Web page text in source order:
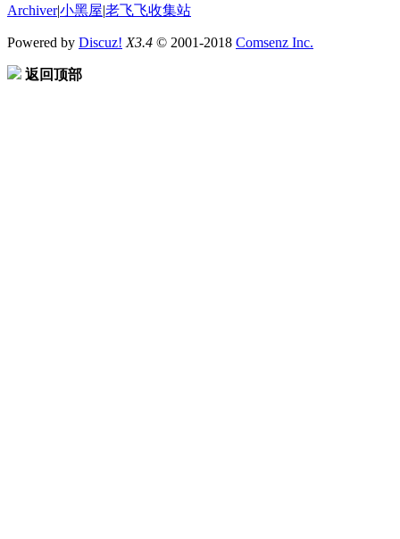
Archiver|小黑屋|老飞飞收集站
Powered by Discuz! X3.4 © 2001-2018 Comsenz Inc.
返回顶部